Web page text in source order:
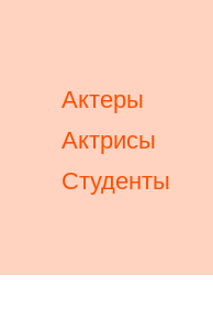
Актеры
Актрисы
Студенты